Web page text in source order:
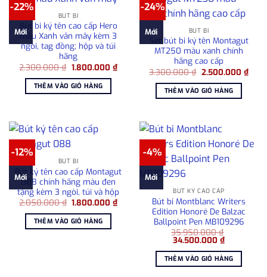
-22%
Mới
BÚT BI
Bút bi ký tên cao cấp Hero
màu Xanh vân mây kèm 3
ngòi, tag đồng; hộp và túi
hãng
2.300.000₫ Giá
là:
2.300.000 ₫.
1.800.000 ₫Giá
hiện
1.800.000 ₫.
THÊM VÀO GIỎ HÀNG
-24%
Mới BÚT BI
Set bút bi ký tên Montagut
MT250 màu xanh chính
hãng cao cấp
3.300.000₫ Giá
là:
3.300.000 ₫.
2.500.000 ₫Giá
hiện
THÊM VÀO GIỎ HÀNG
-12%
Mới
BÚT BI
Bút ký tên cao cấp Montagut
088 chính hãng màu đen
tặng kèm 3 ngòi, túi và hộp
2.050.000₫ Giá
là:
2.050.000 ₫.
1.800.000₫Giá
hiện
THÊM VÀO GIỎ HÀNG
-4%
Mới
BÚT KÝ CAO CẤP
Bút bi Montblanc Writers
Edition Honoré De Balzac
Ballpoint Pen MB109296
35.950.000₫
Giá
là:
35.950.000 ₫.
34.500.000 ₫Giá
hiện
tại
là:
THÊM VÀO GIỎ HÀNG